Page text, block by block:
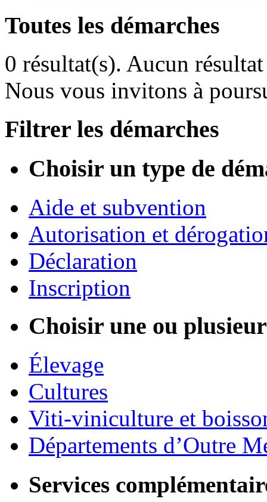
Toutes les démarches
0 résultat(s). Aucun
Nous vous invitons à
Filtrer les démarches
Choisir un type de
Aide et subvention
Autorisation et
Déclaration
Inscription
Choisir une ou
Élevage
Cultures
Viti-viniculture et
Départements d’Outre
Services